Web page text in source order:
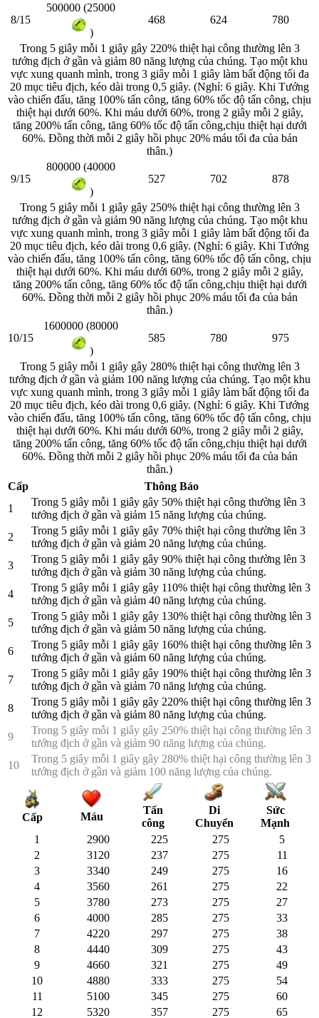
8/15
500000 (25000
)
468 624 780
Trong 5 giây mỗi 1 giây gây 220% thiệt hại công thường lên 3
tướng địch ở gần và giảm 80 năng lượng của chúng. Tạo một khu
vực xung quanh mình, trong 3 giây mỗi 1 giây làm bất động tối đa
20 mục tiêu địch, kéo dài trong 0,5 giây. (Nghỉ: 6 giây. Khi Tướng
vào chiến đấu, tăng 100% tấn công, tăng 60% tốc độ tấn công, chịu
thiệt hại dưới 60%. Khi máu dưới 60%, trong 2 giây mỗi 2 giây,
tăng 200% tấn công, tăng 60% tốc độ tấn công,chịu thiệt hại dưới
60%. Đồng thời mỗi 2 giây hồi phục 20% máu tối đa của bản
thân.)
9/15
800000 (40000
)
527 702 878
Trong 5 giây mỗi 1 giây gây 250% thiệt hại công thường lên 3
tướng địch ở gần và giảm 90 năng lượng của chúng. Tạo một khu
vực xung quanh mình, trong 3 giây mỗi 1 giây làm bất động tối đa
20 mục tiêu địch, kéo dài trong 0,6 giây. (Nghỉ: 6 giây. Khi Tướng
vào chiến đấu, tăng 100% tấn công, tăng 60% tốc độ tấn công, chịu
thiệt hại dưới 60%. Khi máu dưới 60%, trong 2 giây mỗi 2 giây,
tăng 200% tấn công, tăng 60% tốc độ tấn công,chịu thiệt hại dưới
60%. Đồng thời mỗi 2 giây hồi phục 20% máu tối đa của bản
thân.)
10/15
1600000 (80000
)
585 780 975
Trong 5 giây mỗi 1 giây gây 280% thiệt hại công thường lên 3
tướng địch ở gần và giảm 100 năng lượng của chúng. Tạo một khu
vực xung quanh mình, trong 3 giây mỗi 1 giây làm bất động tối đa
20 mục tiêu địch, kéo dài trong 0,6 giây. (Nghỉ: 6 giây. Khi Tướng
vào chiến đấu, tăng 100% tấn công, tăng 60% tốc độ tấn công, chịu
thiệt hại dưới 60%. Khi máu dưới 60%, trong 2 giây mỗi 2 giây,
tăng 200% tấn công, tăng 60% tốc độ tấn công,chịu thiệt hại dưới
60%. Đồng thời mỗi 2 giây hồi phục 20% máu tối đa của bản
thân.)
Cấp
Thông Báo
1
Trong 5 giây mỗi 1 giây gây 50% thiệt hại công thường lên 3
tướng địch ở gần và giảm 15 năng lượng của chúng.
2
Trong 5 giây mỗi 1 giây gây 70% thiệt hại công thường lên 3
tướng địch ở gần và giảm 20 năng lượng của chúng.
3
Trong 5 giây mỗi 1 giây gây 90% thiệt hại công thường lên 3
tướng địch ở gần và giảm 30 năng lượng của chúng.
4
Trong 5 giây mỗi 1 giây gây 110% thiệt hại công thường lên 3
tướng địch ở gần và giảm 40 năng lượng của chúng.
5
Trong 5 giây mỗi 1 giây gây 130% thiệt hại công thường lên 3
tướng địch ở gần và giảm 50 năng lượng của chúng.
6
Trong 5 giây mỗi 1 giây gây 160% thiệt hại công thường lên 3
tướng địch ở gần và giảm 60 năng lượng của chúng.
7
Trong 5 giây mỗi 1 giây gây 190% thiệt hại công thường lên 3
tướng địch ở gần và giảm 70 năng lượng của chúng.
8
Trong 5 giây mỗi 1 giây gây 220% thiệt hại công thường lên 3
tướng địch ở gần và giảm 80 năng lượng của chúng.
9
Trong 5 giây mỗi 1 giây gây 250% thiệt hại công thường lên 3
tướng địch ở gần và giảm 90 năng lượng của chúng.
10
Trong 5 giây mỗi 1 giây gây 280% thiệt hại công thường lên 3
tướng địch ở gần và giảm 100 năng lượng của chúng.
Cấp Máu
Tấn
công
Di
Chuyển
Sức
Mạnh
1
2900 225 275
5
2
3120 237 275
11
3
3340 249 275
16
4
3560 261 275
22
5
3780 273 275
27
6
4000 285 275
33
7
4220 297 275
38
8
4440 309 275
43
9
4660 321 275
49
10
4880 333 275
54
11
5100 345 275
60
12
5320 357 275 65